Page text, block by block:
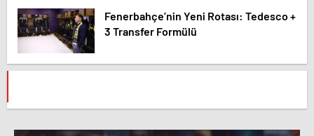
Fenerbahçe’nin Yeni Rotası: Tedesco +
3 Transfer Formülü